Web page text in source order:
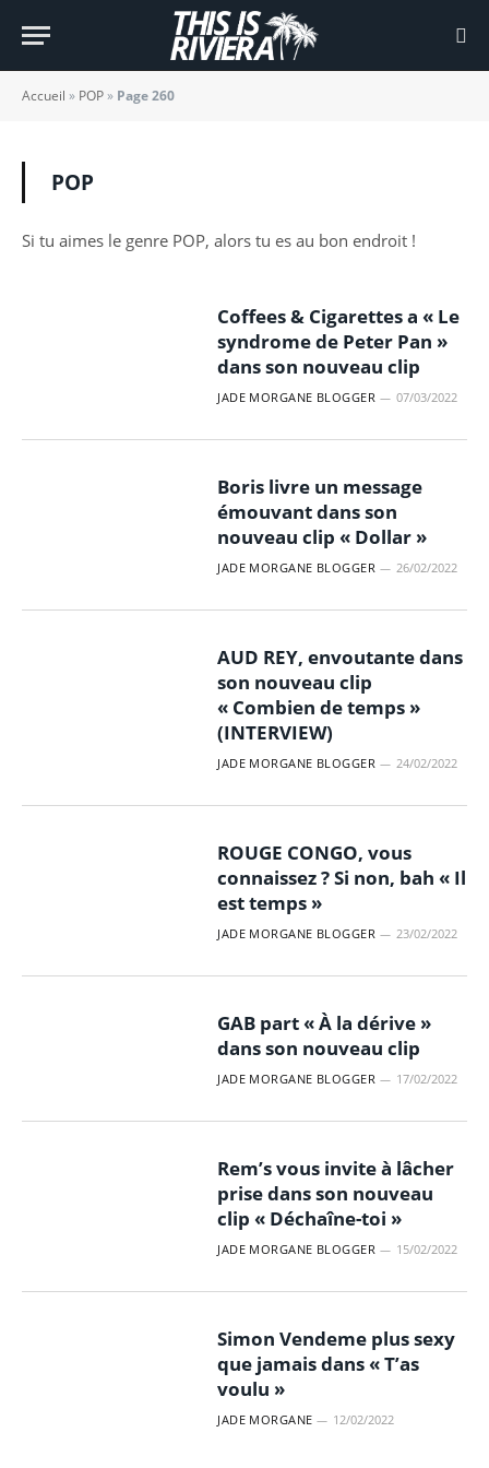
Accueil » POP» Page 260
POP
Si tu aimes le genre POP, alors tu es au bon endroit !
Coffees & Cigarettes a « Le
syndrome de Peter Pan »
dans son nouveau clip
JADE MORGANE BLOGGER 07/03/2022
Boris livre un message
émouvant dans son
nouveau clip « Dollar »
JADE MORGANE BLOGGER 26/02/2022
AUD REY, envoutante dans
son nouveau clip
« Combien de temps »
(INTERVIEW)
JADE MORGANE BLOGGER 24/02/2022
ROUGE CONGO, vous
connaissez ? Si non, bah « Il
est temps »
JADE MORGANE BLOGGER 23/02/2022
GAB part « À la dérive »
dans son nouveau clip
JADE MORGANE BLOGGER 17/02/2022
Rem’s vous invite à lâcher
prise dans son nouveau
clip « Déchaîne-toi »
JADE MORGANE BLOGGER 15/02/2022
Simon Vendeme plus sexy
que jamais dans « T’as
voulu »
JADE MORGANE 12/02/2022